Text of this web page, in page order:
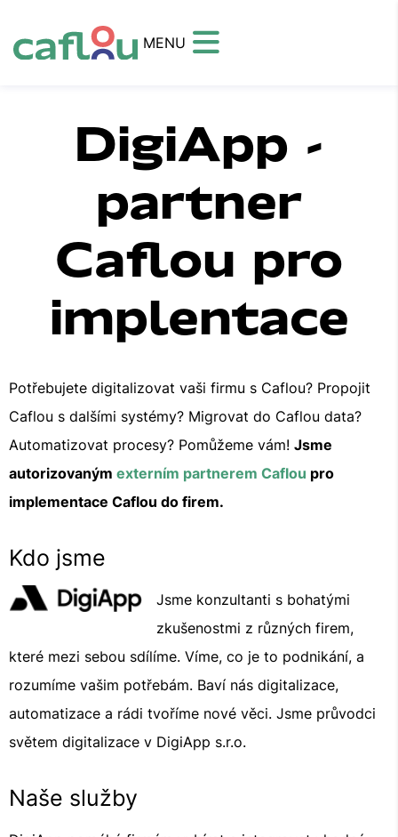
MENU
DigiApp -
partner
Caflou pro
implentace
Potřebujete digitalizovat vaši firmu s Caflou? Propojit
Caflou s dalšími systémy? Migrovat do Caflou data?
Automatizovat procesy? Pomůžeme vám! Jsme
autorizovaným externím partnerem Caflou pro
implementace Caflou do firem.
Kdo jsme
Jsme konzultanti s bohatými
zkušenostmi z různých firem,
které mezi sebou sdílíme. Víme, co je to podnikání, a
rozumíme vašim potřebám. Baví nás digitalizace,
automatizace a rádi tvoříme nové věci. Jsme průvodci
světem digitalizace v DigiApp s.r.o.
Naše služby